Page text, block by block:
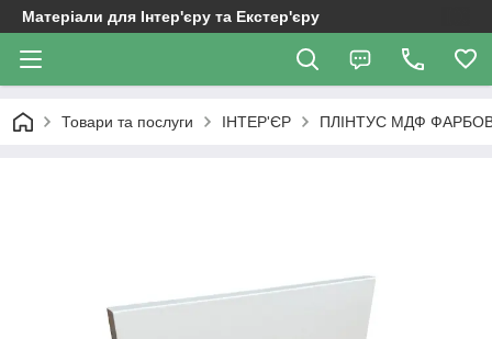
Матеріали для Інтер'єру та Екстер'єру
Товари та послуги ІНТЕР'ЄР ПЛІНТУС МДФ